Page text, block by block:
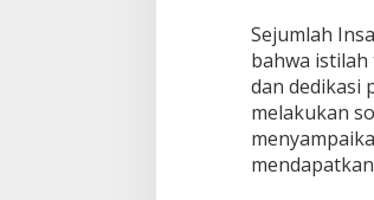
Sejumlah
bahwa
dan dedikasi
melakukan